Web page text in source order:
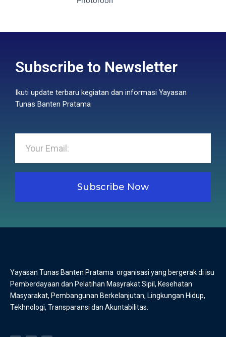
Subscribe to Newsletter
Ikuti update terbaru kegiatan dan informasi Yayasan
Tunas Banten Pratama
Subscribe Now
Yayasan Tunas Banten Pratama organisasi yang bergerak di isu
Pemberdayaan dan Pelatihan Masyrakat Sipil, Kesehatan
Masyarakat, Pembangunan Berkelanjutan, Lingkungan Hidup,
Tekhnologi, Transparansi dan Akuntabilitas.